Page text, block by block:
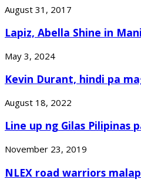
August 31, 2017
Lapiz, Abella Shine in
May 3, 2024
Kevin Durant, hindi pa
August 18, 2022
Line up ng Gilas Pilipinas
November 23, 2019
NLEX road warriors